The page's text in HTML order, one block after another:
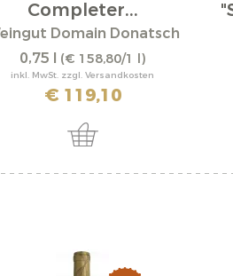
Completer...
Domain Donatsch
0,75 l (€ 158,80/1 l)
inkl. MwSt. zzgl. Versandkosten
€ 119,10